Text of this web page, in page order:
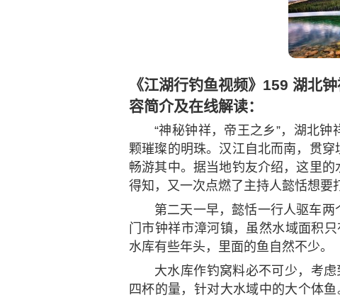
《江湖行钓鱼视频》159 湖北
容简介及在线解读：
“神秘钟祥，帝王之乡”，湖北
颗璀璨的明珠。汉江自北而南，贯
畅游其中。据当地钓友介绍，这里
得知，又一次点燃了主持人懿恬想要
第二天一早，懿恬一行人驱车
门市钟祥市漳河镇，虽然水域面积
水库有些年头，里面的鱼自然不少。
大水库作钓窝料必不可少，考
四杯的量，针对大水域中的大个体